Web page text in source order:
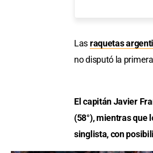
Las raquetas
no disputó la
El capitán Javier
(58°), mientras que
singlista, con